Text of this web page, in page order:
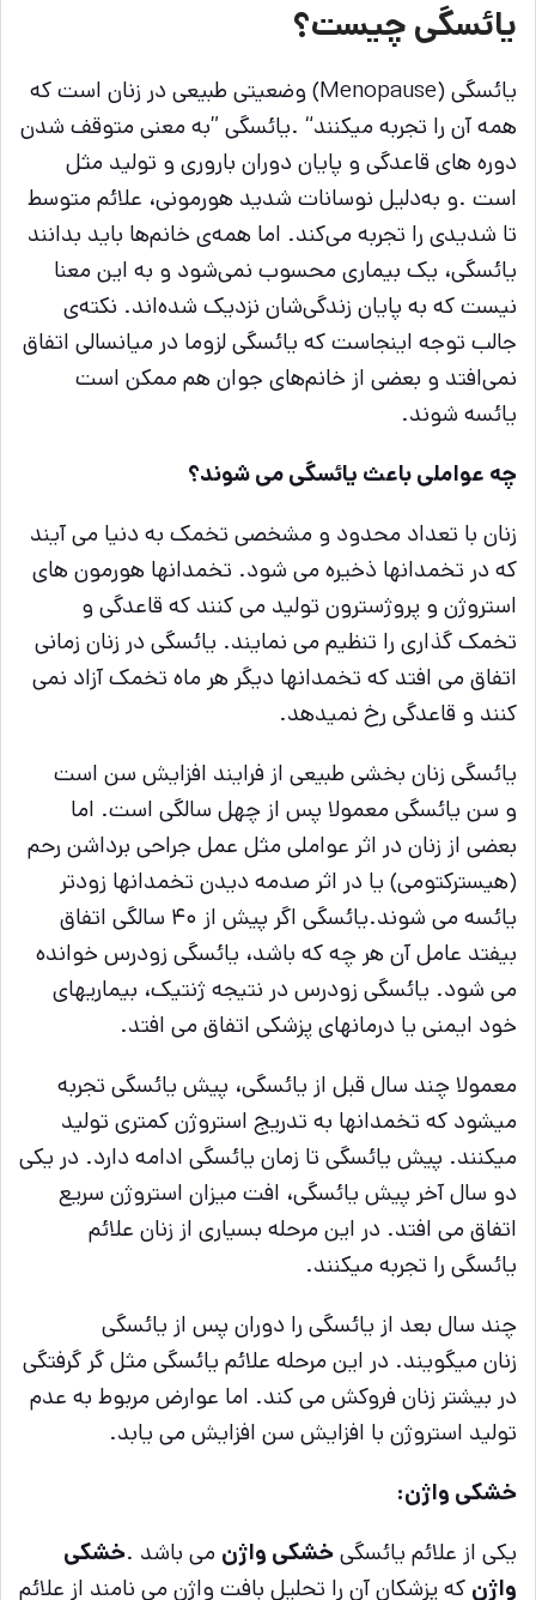
یائسگی چیست؟
یائسگی(Menopause)وضعیتی طبیعی در زنان است که
همه آن را تجربه میکنند. “یائسگی ”به معنی متوقف شدن
دوره های قاعدگی و پایان دوران باروری و تولید مثل
است .و به‌دلیل نوسانات شدید هورمونی، علائم متوسط
تا شدیدی را تجربه می‌کند. اما همه‌ی خانم‌ها باید بدانند
یائسگی، یک بیماری محسوب نمی‌شود و به این معنا
نیست که به پایان زندگی‌شان نزدیک شده‌اند. نکته‌ی
جالب توجه اینجاست که یائسگی لزوما در میانسالی اتفاق
نمی‌افتد و بعضی از خانم‌های جوان هم ممکن است
یائسه شوند.
چه عواملی باعث یائسگی می شوند؟
زنان با تعداد محدود و مشخصی تخمک به دنیا می آیند
که در تخمدانها ذخیره می شود. تخمدانها هورمون های
استروژن و پروژسترون تولید می کنند که قاعدگی و
تخمک گذاری را تنظیم می نمایند. یائسگی در زنان زمانی
اتفاق می افتد که تخمدانها دیگر هر ماه تخمک آزاد نمی
کنند و قاعدگی رخ نمیدهد.
یائسگی زنان بخشی طبیعی از فرایند افزایش سن است
و سن یائسگی معمولا پس از چهل سالگی است. اما
بعضی از زنان در اثر عواملی مثل عمل جراحی برداشن رحم
(هیسترکتومی) یا در اثر صدمه دیدن تخمدانها زودتر
یائسه می شوند.یائسگی
اگر پیش از ۴۰ سالگی اتفاق
بیفتد عامل آن هر چه که باشد، یائسگی زودرس خوانده
می شود. یائسگی زودرس در نتیجه ژنتیک، بیماریهای
خود ایمنی یا درمانهای پزشکی اتفاق می افتد.
معمولا چند سال قبل از یائسگی، پیش یائسگی تجربه
میشود که تخمدانها به تدریج استروژن کمتری تولید
میکنند. پیش یائسگی تا زمان یائسگی ادامه دارد. در یکی
دو سال آخر پیش یائسگی، افت میزان استروژن سریع
اتفاق می افتد. در این مرحله بسیاری از زنان علائم
یائسگیرا تجربه میکنند.
چند سال بعد از یائسگی را دوران پس از یائسگی
زنان میگویند. در این مرحله علائم یائسگی مثل گر گرفتگی
در بیشتر زنان فروکش می کند. اما عوارض مربوط به عدم
تولید استروژن با افزایش سن افزایش می یابد.
خشکی واژن:
یکی از علائم یائسگیخشکی واژن می باشد .خشکی
واژن که پزشکان آن را تحلیل بافت واژن می نامند از علائم